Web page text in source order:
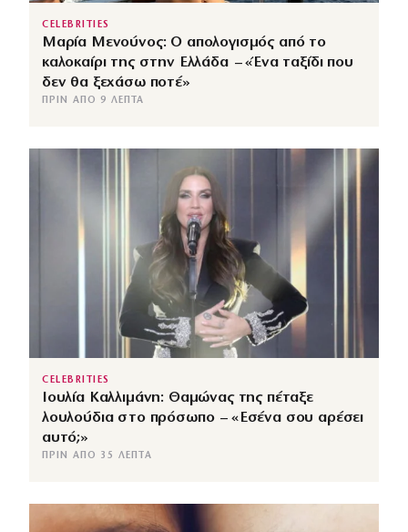
CELEBRITIES
Μαρία Μενούνος: Ο απολογισμός από το
καλοκαίρι της στην Ελλάδα – «Ένα ταξίδι που
δεν θα ξεχάσω ποτέ»
ΠΡΙΝ ΑΠΌ 9 ΛΕΠΤΆ
CELEBRITIES
Ιουλία Καλλιμάνη: Θαμώνας της πέταξε
λουλούδια στο πρόσωπο – «Εσένα σου αρέσει
αυτό;»
ΠΡΙΝ ΑΠΌ 35 ΛΕΠΤΆ